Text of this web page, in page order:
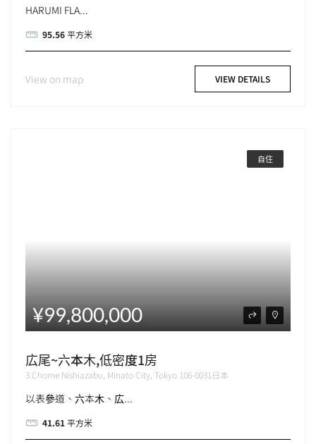
HARUMI FLA...
95.56平方米
View on map VIEW DETAILS
自住
¥99,800,000
広尾~六本木,低密度1房
3 Chome Nishiazabu, Minato City, Tokyo 106-0031日本
以表參道、六本木、広...
41.61平方米